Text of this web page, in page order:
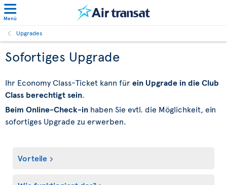
Menü
Upgrades
Sofortiges Upgrade
Ihr Economy Class-Ticket kann fürein Upgrade in die Club
Class berechtigt sein.
Beim Online-Check-in haben Sie evtl. die Möglichkeit, ein
sofortiges Upgrade zu erwerben.
Vorteile